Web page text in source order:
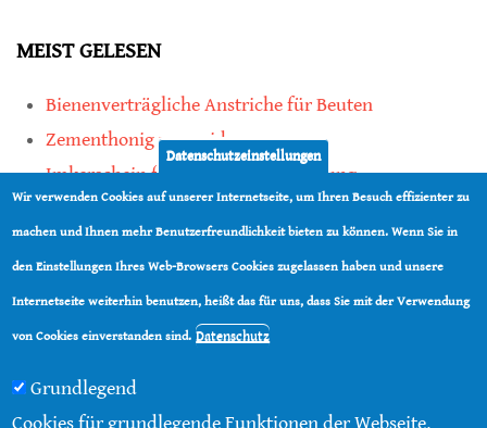
MEIST GELESEN
Bienenverträgliche Anstriche für Beuten
Zementhonig vermeiden
Imkerschein für Honigbienen-Haltung
Kauf von Mittelwänden ist Vertrauenssache
teilen
Datenschutzeinstellungen
Wir verwenden Cookies auf unserer Internetseite, um Ihren Besuch effizienter zu
machen und Ihnen mehr Benutzerfreundlichkeit bieten zu können. Wenn Sie in
den Einstellungen Ihres Web-Browsers Cookies zugelassen haben und unsere
Internetseite weiterhin benutzen, heißt das für uns, dass Sie mit der Verwendung
von Cookies einverstanden sind. Datenschutz
Grundlegend
Cookies für grundlegende Funktionen der Webseite.